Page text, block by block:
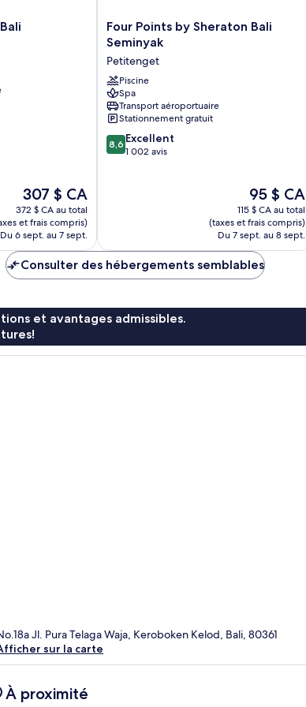
Le
prix
est
de
307 $ CA
307 $ CA
372 $ CA au total
et frais compris)
Du 6 sept. au 7 sept.
Four
Points
Sheraton
Bali
Seminyak
Petitenget
Four Points by Sheraton Bali
Seminyak
Petitenget
Piscine
Spa
Transport aéroportuaire
Stationnement gratuit
8.6
sur
8,6 Excellent
1 002 avis
Le
prix
est
de
95 $ CA
95 $ CA
115 $ CA au total
(taxes et frais compris)
Du 7 sept. au 8 sept.
Consulter des hébergements semblables
et avantages admissibles.
Jl. Pura Telaga Waja, Keroboken Kelod, Bali, 80361
sur la carte
À proximité